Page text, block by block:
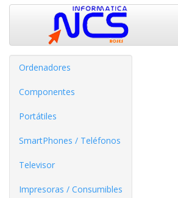
Ordenadores
Componentes
Portátiles
SmartPhones / Teléfonos
Televisor
Impresoras / Consumibles